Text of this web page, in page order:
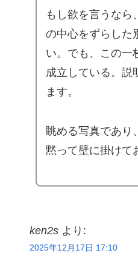
もし欲を言うなら
の中心をずらした
い。でも、この一
成立している。説
ます。
眺める写真であり
黙って壁に掛けて
ken2s より:
2025年12月17日 17:10